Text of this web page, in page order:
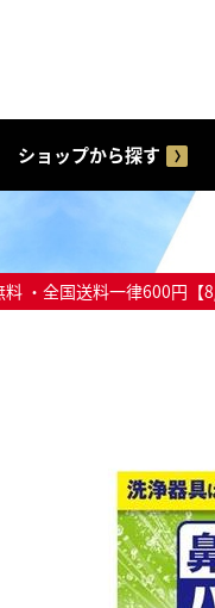
ショップから探す
・全国送料一律600円【